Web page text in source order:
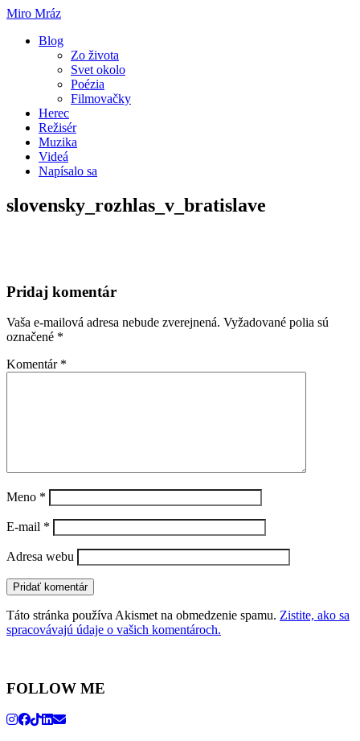
Miro Mráz
Blog
Zo života
Svet okolo
Poézia
Filmovačky
Herec
Režisér
Muzika
Videá
Napísalo sa
slovensky_rozhlas_v_bratislave
Pridaj komentár
Vaša e-mailová adresa nebude zverejnená. Vyžadované polia sú
označené *
Komentár *
Meno *
E-mail *
Adresa webu
Táto stránka používa Akismet na obmedzenie spamu. Zistite, ako sa
spracovávajú údaje o vašich komentároch.
FOLLOW ME